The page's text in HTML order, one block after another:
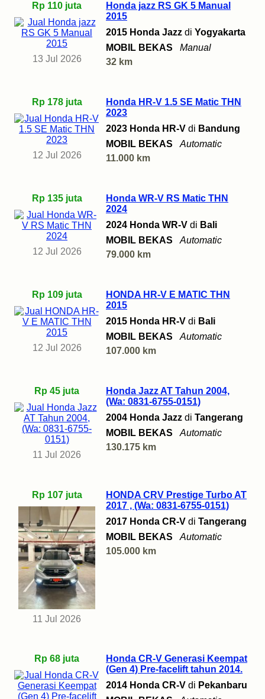
Rp 110 juta
13 Jul 2026
Honda jazz RS GK 5 Manual
2015
2015 Honda Jazz di Yogyakarta
MOBIL BEKAS
Manual
32 km
Rp 178 juta
12 Jul 2026
Honda HR-V 1.5 SE Matic THN
2023
2023 Honda HR-V di Bandung
MOBIL BEKAS
Automatic
11.000 km
Rp 135 juta
12 Jul 2026
Honda WR-V RS Matic THN
2024
2024 Honda WR-V di Bali
MOBIL BEKAS
Automatic
79.000 km
Rp 109 juta
12 Jul 2026
HONDA HR-V E MATIC THN
2015
2015 Honda HR-V di Bali
MOBIL BEKAS
Automatic
107.000 km
Rp 45 juta
11 Jul 2026
Honda Jazz AT Tahun 2004,
(Wa: 0831-6755-0151)
2004 Honda Jazz di Tangerang
MOBIL BEKAS
Automatic
130.175 km
Rp 107 juta
11 Jul 2026
HONDA CRV Prestige Turbo AT
2017 , (Wa: 0831-6755-0151)
2017 Honda CR-V di Tangerang
MOBIL BEKAS
Automatic
105.000 km
Rp 68 juta
Honda CR-V Generasi Keempat
(Gen 4) Pre-facelift tahun 2014.
2014 Honda CR-V di Pekanbaru